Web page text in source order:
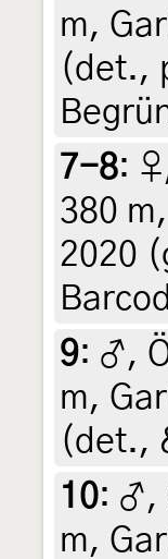
m,
(det.,
7-8:
380
2020
9: ♂,
m,
(det.,
10: ♂,
m,